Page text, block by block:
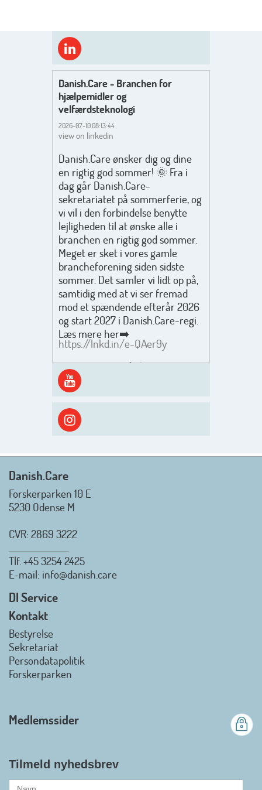
Danish.Care - Branchen for
hjælpemidler og
velfærdsteknologi
2026-07-10 08:13:44
view on linkedin
Danish.Care ønsker dig og dine
en rigtig god sommer! 🌞 Fra i
dag går Danish.Care-
sekretariatet på sommerferie, og
vi vil i den forbindelse benytte
lejligheden til at ønske alle i
branchen en rigtig god sommer.
Meget er sket i vores gamle
brancheforening siden sidste
sommer. Det samler vi lidt op på,
samtidig med at vi ser fremad
mod et spændende efterår 2026
og start 2027 i Danish.Care-regi.
Læs mere her➡️
https://lnkd.in/e-QAer9y
Men inden det går løs med en
spændende og aktivt
efterårsæson, så går turen først
ud i solen, ned til vandet og ind i
skyggen igen. Danish.Care holder
sommerlukket i uge 29 + 30.
Mvh. Anders, Helle og Malthe
Danish.Care - Branchen for
hjælpemidler og
Danish.Care fra den 01. juli 2026
officielt kan kalde sig for
gennemslagskraft og skabe
hjælpemidler samt give
medlemmerne adgang til en
Danish.Care
Forskerparken 10 E
5230 Odense M
CVR: 2869 3222
Tlf.+45 3254 2425
E-mail: info@danish.care
DI Service
Kontakt
Bestyrelse
Sekretariat
Persondatapolitik
Forskerparken
Medlemssider
Tilmeld nyhedsbrev